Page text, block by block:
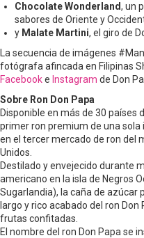
Chocolate Wonderland, un
sabores de Oriente y
y Malate Martini, el giro de
La secuencia de imágenes
fotógrafa afincada en Filipinas
Facebooke Instagram de Don
Sobre Ron Don Papa
Disponible en más de 30 países
primer ron premium de una sola
en el tercer mercado de ron del
Unidos.
Destilado y envejecido durante
americano en la isla de Negros
Sugarlandia), la caña de azúcar
largo y rico acabado del ron
frutas confitadas.
El nombre del ron Don Papa se